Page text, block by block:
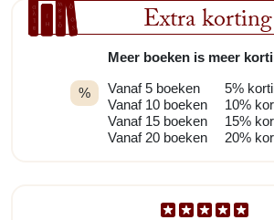
Extra korting
%
Meer boeken is meer
Vanaf 5 boeken
Vanaf 10 boeken
Vanaf 15 boeken
Vanaf 20 boeken
5%
10%
15%
20%